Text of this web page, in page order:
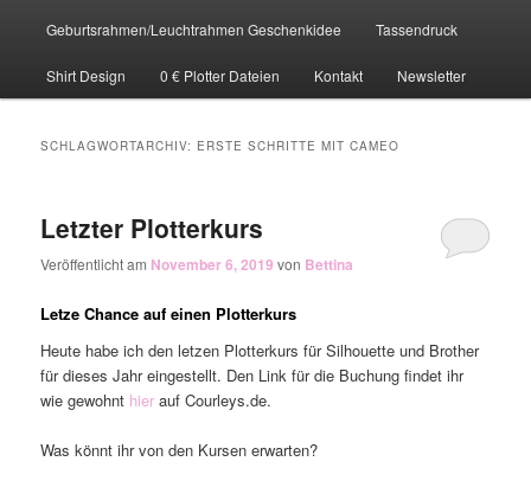
Geburtsrahmen/Leuchtrahmen Geschenkidee Tassendruck
Shirt Design 0 € Plotter Dateien Kontakt Newsletter
SCHLAGWORTARCHIV: ERSTE SCHRITTE MIT CAMEO
Letzter Plotterkurs
Veröffentlicht am November 6, 2019 von Bettina
Letze Chance auf einen Plotterkurs
Heute habe ich den letzen Plotterkurs für Silhouette und Brother
für dieses Jahr eingestellt. Den Link für die Buchung findet ihr
wie gewohnt hier auf Courleys.de.
Was könnt ihr von den Kursen erwarten?